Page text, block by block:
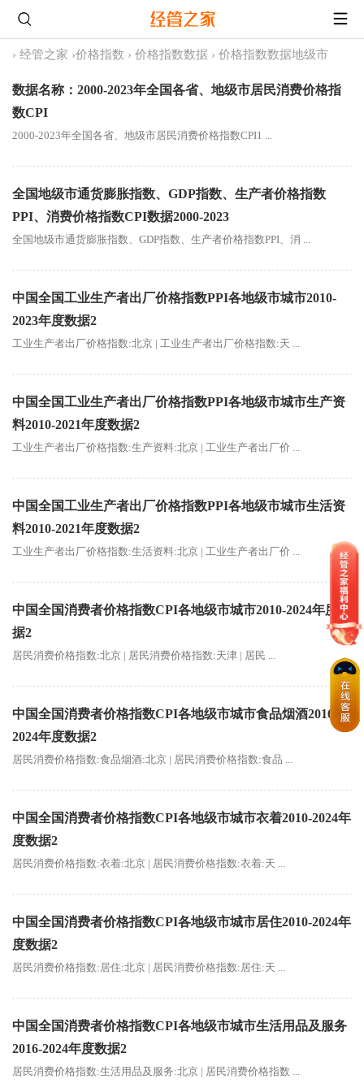
› 经管之家 ›价格指数 › 价格指数数据 › 价格指数数据地级市
数据名称：2000-2023年全国各省、地级市居民消费价格指
数CPI
2000-2023年全国各省、地级市居民消费价格指数CPI1 ...
全国地级市通货膨胀指数、GDP指数、生产者价格指数
PPI、消费价格指数CPI数据2000-2023
全国地级市通货膨胀指数、GDP指数、生产者价格指数PPI、消 ...
中国全国工业生产者出厂价格指数PPI各地级市城市2010-
2023年度数据2
工业生产者出厂价格指数:北京 | 工业生产者出厂价格指数:天 ...
中国全国工业生产者出厂价格指数PPI各地级市城市生产资
料2010-2021年度数据2
工业生产者出厂价格指数:生产资料:北京 | 工业生产者出厂价 ...
中国全国工业生产者出厂价格指数PPI各地级市城市生活资
料2010-2021年度数据2
工业生产者出厂价格指数:生活资料:北京 | 工业生产者出厂价 ...
中国全国消费者价格指数CPI各地级市城市2010-2024年度数
据2
居民消费价格指数:北京 | 居民消费价格指数:天津 | 居民 ...
中国全国消费者价格指数CPI各地级市城市食品烟酒2016-
2024年度数据2
居民消费价格指数:食品烟酒:北京 | 居民消费价格指数:食品 ...
中国全国消费者价格指数CPI各地级市城市衣着2010-2024年
度数据2
居民消费价格指数:衣着:北京 | 居民消费价格指数:衣着:天 ...
中国全国消费者价格指数CPI各地级市城市居住2010-2024年
度数据2
居民消费价格指数:居住:北京 | 居民消费价格指数:居住:天 ...
中国全国消费者价格指数CPI各地级市城市生活用品及服务
2016-2024年度数据2
居民消费价格指数:生活用品及服务:北京 | 居民消费价格指数 ...